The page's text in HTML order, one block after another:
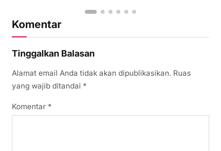
Komentar
Tinggalkan Balasan
Alamat email Anda tidak akan dipublikasikan. Ruas
yang wajib ditandai *
Komentar *